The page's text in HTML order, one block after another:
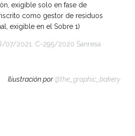
exigible solo en fase de
como gestor de residuos
exigible en el Sobre 1)
07/2021. C-295/2020 Sanresa
Iliustración por@the_graphic_bakery